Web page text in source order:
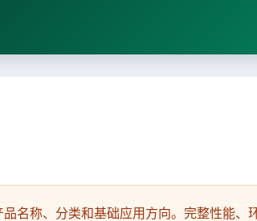
名称、分类和基础应用方向。完整性能